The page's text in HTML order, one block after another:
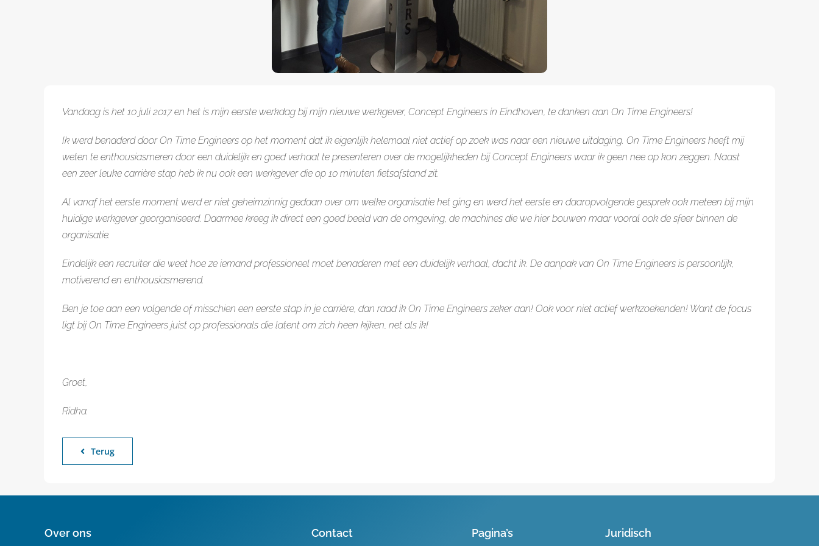
Vandaag is het 10 juli 2017 en het is mijn eerste werkdag bij mijn nieuwe werkgever, Concept Engineers in Eindhoven, te danken aan On Time Engineers!
Ik werd benaderd door On Time Engineers op het moment dat ik eigenlijk helemaal niet actief op zoek was naar een nieuwe uitdaging. On Time Engineers heeft mij
weten te enthousiasmeren door een duidelijk en goed verhaal te presenteren over de mogelijkheden bij Concept Engineers waar ik geen nee op kon zeggen. Naast
een zeer leuke carrière stap heb ik nu ook een werkgever die op 10 minuten fietsafstand zit.
Al vanaf het eerste moment werd er niet geheimzinnig gedaan over om welke organisatie het ging en werd het eerste en daaropvolgende gesprek ook meteen bij mijn
huidige werkgever georganiseerd. Daarmee kreeg ik direct een goed beeld van de omgeving, de machines die we hier bouwen maar vooral ook de sfeer binnen de
organisatie.
Eindelijk een recruiter die weet hoe ze iemand professioneel moet benaderen met een duidelijk verhaal, dacht ik. De aanpak van On Time Engineers is persoonlijk,
motiverend en enthousiasmerend.
Ben je toe aan een volgende of misschien een eerste stap in je carrière, dan raad ik On Time Engineers zeker aan! Ook voor niet actief werkzoekenden! Want de focus
ligt bij On Time Engineers juist op professionals die latent om zich heen kijken, net als ik!
Groet,
Ridha.
Terug
Over ons Contact Pagina’s Juridisch